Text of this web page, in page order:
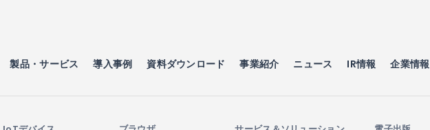
製品・サービス 導入事例 資料ダウンロード 事業紹介 ニュース IR情報 企業情報